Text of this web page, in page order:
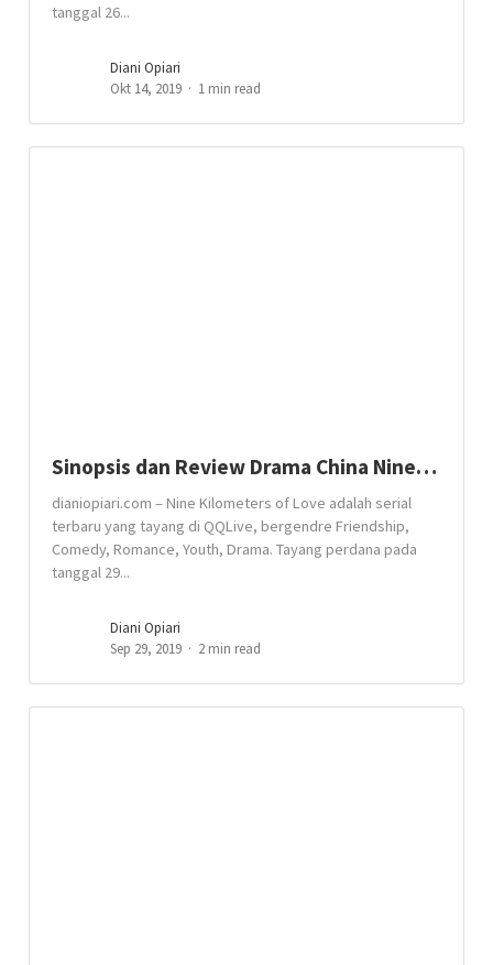
tanggal 26...
Diani Opiari
Okt 14, 2019
1 min read
Sinopsis dan Review Drama China Nine…
dianiopiari.com – Nine Kilometers of Love adalah serial
terbaru yang tayang di QQLive, bergendre Friendship,
Comedy, Romance, Youth, Drama. Tayang perdana pada
tanggal 29...
Diani Opiari
Sep 29, 2019
2 min read